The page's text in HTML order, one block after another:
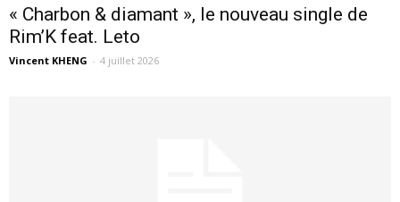
« Charbon & diamant », le nouveau single de
Rim’K feat. Leto
Vincent KHENG - 4 juillet 2026